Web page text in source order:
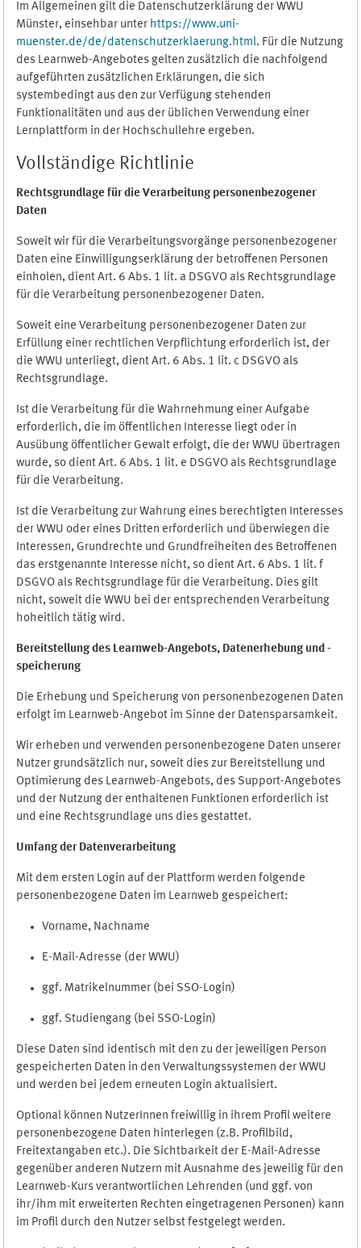
Im Allgemeinen gilt die Datenschutzerklärung der WWU
Münster, einsehbar unter https://www.uni-
muenster.de/de/datenschutzerklaerung.html. Für die Nutzung
des Learnweb-Angebotes gelten zusätzlich die nachfolgend
aufgeführten zusätzlichen Erklärungen, die sich
systembedingt aus den zur Verfügung stehenden
Funktionalitäten und aus der üblichen Verwendung einer
Lernplattform in der Hochschullehre ergeben.
Vollständige Richtlinie
Rechtsgrundlage für die Verarbeitung personenbezogener
Daten
Soweit wir für die Verarbeitungsvorgänge personenbezogener
Daten eine Einwilligungserklärung der betroffenen Personen
einholen, dient Art. 6 Abs. 1 lit. a DSGVO als Rechtsgrundlage
für die Verarbeitung personenbezogener Daten.
Soweit eine Verarbeitung personenbezogener Daten zur
Erfüllung einer rechtlichen Verpflichtung erforderlich ist, der
die WWU unterliegt, dient Art. 6 Abs. 1 lit. c DSGVO als
Rechtsgrundlage.
Ist die Verarbeitung für die Wahrnehmung einer Aufgabe
erforderlich, die im öffentlichen Interesse liegt oder in
Ausübung öffentlicher Gewalt erfolgt, die der WWU übertragen
wurde, so dient Art. 6 Abs. 1 lit. e DSGVO als Rechtsgrundlage
für die Verarbeitung.
Ist die Verarbeitung zur Wahrung eines berechtigten Interesses
der WWU oder eines Dritten erforderlich und überwiegen die
Interessen, Grundrechte und Grundfreiheiten des Betroffenen
das erstgenannte Interesse nicht, so dient Art. 6 Abs. 1 lit. f
DSGVO als Rechtsgrundlage für die Verarbeitung. Dies gilt
nicht, soweit die WWU bei der entsprechenden Verarbeitung
hoheitlich tätig wird.
Bereitstellung des Learnweb-Angebots, Datenerhebung und -
speicherung
Die Erhebung und Speicherung von personenbezogenen Daten
erfolgt im Learnweb-Angebot im Sinne der Datensparsamkeit.
Wir erheben und verwenden personenbezogene Daten unserer
Nutzer grundsätzlich nur, soweit dies zur Bereitstellung und
Optimierung des Learnweb-Angebots, des Support-Angebotes
und der Nutzung der enthaltenen Funktionen erforderlich ist
und eine Rechtsgrundlage uns dies gestattet.
Umfang der Datenverarbeitung
Mit dem ersten Login auf der Plattform werden folgende
personenbezogene Daten im Learnweb gespeichert:
Vorname, Nachname
E-Mail-Adresse (der WWU)
ggf. Matrikelnummer (bei SSO-Login)
ggf. Studiengang (bei SSO-Login)
Diese Daten sind identisch mit den zu der jeweiligen Person
gespeicherten Daten in den Verwaltungssystemen der WWU
und werden bei jedem erneuten Login aktualisiert.
Optional können NutzerInnen freiwillig in ihrem Profil weitere
personenbezogene Daten hinterlegen (z.B. Profilbild,
Freitextangaben etc.). Die Sichtbarkeit der E-Mail-Adresse
gegenüber anderen Nutzern mit Ausnahme des jeweilig für den
Learnweb-Kurs verantwortlichen Lehrenden (und ggf. von
ihr/ihm mit erweiterten Rechten eingetragenen Personen) kann
im Profil durch den Nutzer selbst festgelegt werden.